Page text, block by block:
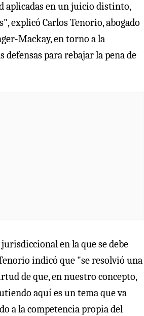
aplicadas en un juicio distinto,
explicó Carlos Tenorio, abogado
Mackay, en torno a la
defensas para rebajar la pena de
en la que se debe
indicó que "se resolvió una
de que, en nuestro concepto,
aquí es un tema que va
a la competencia propia del